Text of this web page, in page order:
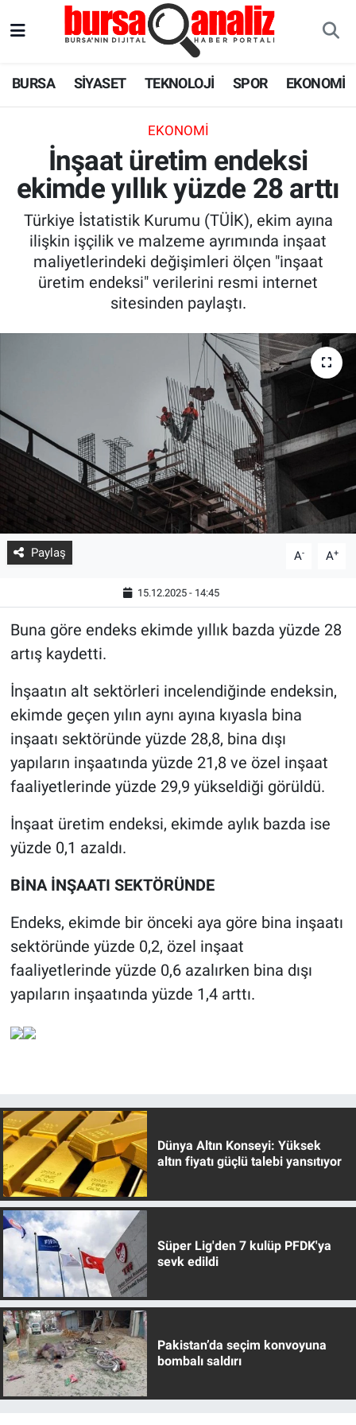
BURSA SİYASET TEKNOLOJİ SPOR EKONOMİ
EKONOMI
İnşaat üretim endeksi
ekimde yıllık yüzde 28 arttı
Türkiye İstatistik Kurumu (TÜİK), ekim ayına
ilişkin işçilik ve malzeme ayrımında inşaat
maliyetlerindeki değişimleri ölçen "inşaat
üretim endeksi" verilerini resmi internet
sitesinden paylaştı.
Paylaş A- A+
15.12.2025 - 14:45
Buna göre endeks ekimde yıllık bazda yüzde 28
artış kaydetti.
İnşaatın alt sektörleri incelendiğinde endeksin,
ekimde geçen yılın aynı ayına kıyasla bina
inşaatı sektöründe yüzde 28,8, bina dışı
yapıların inşaatında yüzde 21,8 ve özel inşaat
faaliyetlerinde yüzde 29,9 yükseldiği görüldü.
İnşaat üretim endeksi, ekimde aylık bazda ise
yüzde 0,1 azaldı.
BİNA İNŞAATI SEKTÖRÜNDE
Endeks, ekimde bir önceki aya göre bina inşaatı
sektöründe yüzde 0,2, özel inşaat
faaliyetlerinde yüzde 0,6 azalırken bina dışı
yapıların inşaatında yüzde 1,4 arttı.
Dünya Altın Konseyi: Yüksek
altın fiyatı güçlü talebi yansıtıyor
Süper Lig'den 7 kulüp PFDK'ya
sevk edildi
Pakistan’da seçim konvoyuna
bombalı saldırı
TEKNOLOJİ
SPOR
EKONOMİ
SAĞLIK
ASTROLOJİ
Trafik Durumu
Süper Lig Puan Durumu ve Fikstür
Tüm Manşetler
Son Dakika Haberleri
Haber Arşivi